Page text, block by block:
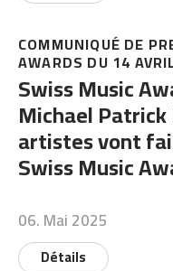
COMMUNIQUÉ DE
AWARDS DU 14
Swiss Music
Michael
artistes vont
Swiss Music
06. Mai 2025
Détails